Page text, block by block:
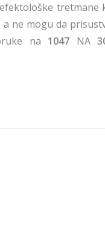
ne mogu da
na 1047 NA